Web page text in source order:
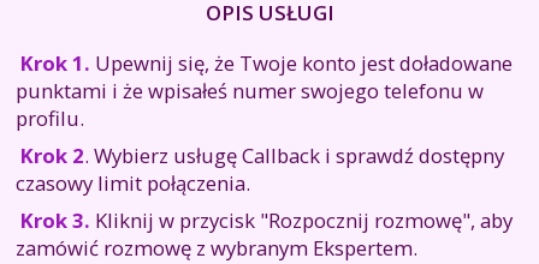
OPIS USŁUGI
Krok 1. Upewnij się, że Twoje konto jest doładowane
punktami i że wpisałeś numer swojego telefonu w
profilu.
Krok 2. Wybierz usługę Callback i sprawdź dostępny
czasowy limit połączenia.
Krok 3. Kliknij w przycisk "Rozpocznij rozmowę", aby
zamówić rozmowę z wybranym Ekspertem.